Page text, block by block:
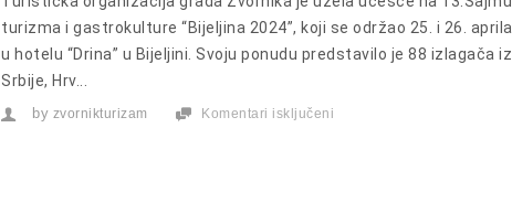
turizma i gastrokulture “Bijeljina 2024”, koji se održao 25. i 26. aprila
u hotelu “Drina” u Bijeljini. Svoju ponudu predstavilo je 88 izlagača iz
Srbije, Hrv...
by zvornikturizam Komentari isključeni